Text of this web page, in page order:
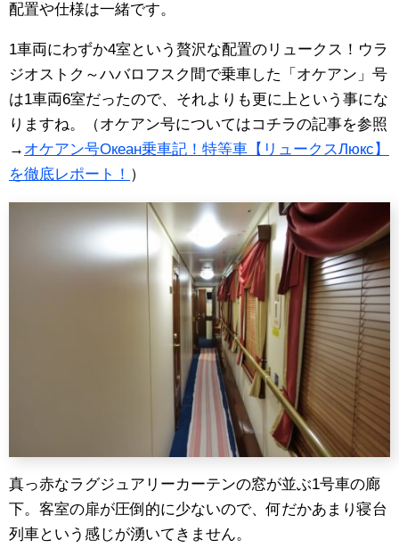
配置や仕様は一緒です。
1車両にわずか4室という贅沢な配置のリュークス！ウラ
ジオストク～ハバロフスク間で乗車した「オケアン」号
は1車両6室だったので、それよりも更に上という事にな
りますね。（オケアン号についてはコチラの記事を参照
→ オケアン号Океан乗車記！特等車【リュークスЛюкс】
を徹底レポート！ ）
真っ赤なラグジュアリーカーテンの窓が並ぶ1号車の廊
下。客室の扉が圧倒的に少ないので、何だかあまり寝台
列車という感じが湧いてきません。